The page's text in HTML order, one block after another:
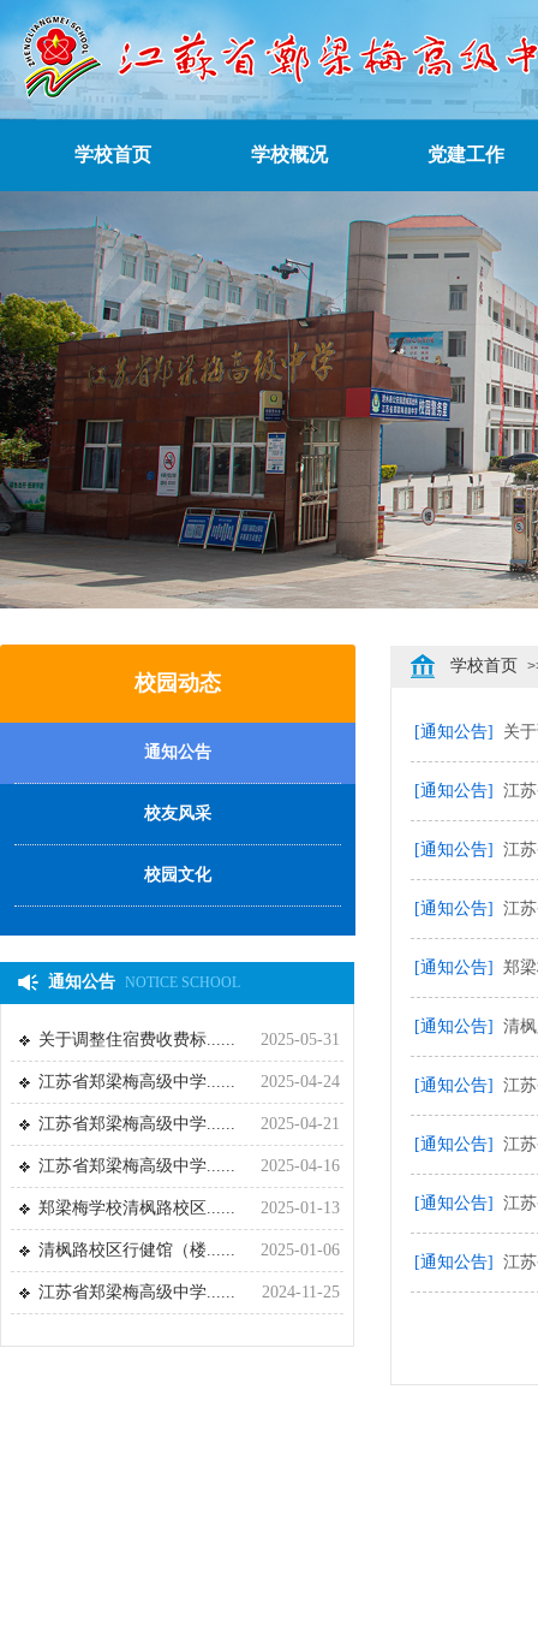
学校首页 学校概况 党建工作
校园动态
[通知公告] 关
[通知公告] 江
[通知公告] 江
[通知公告] 江
[通知公告] 郑
[通知公告] 清
[通知公告] 江
[通知公告] 江
[通知公告] 江
[通知公告] 江
学校首页
通知公告
校友风采
校园文化
关于调整住宿费收费标...... 2025-05-31
江苏省郑梁梅高级中学...... 2025-04-24
江苏省郑梁梅高级中学...... 2025-04-21
江苏省郑梁梅高级中学...... 2025-04-16
郑梁梅学校清枫路校区...... 2025-01-13
清枫路校区行健馆（楼...... 2025-01-06
江苏省郑梁梅高级中学...... 2024-11-25
通知公告 NOTICE SCHOOL